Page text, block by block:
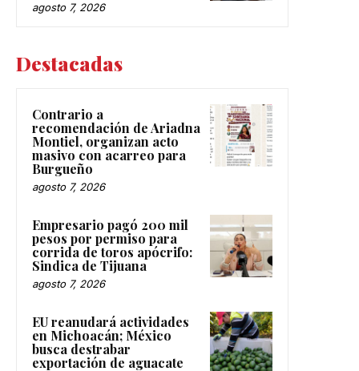
agosto 7, 2026
Destacadas
Contrario a
recomendación de Ariadna
Montiel, organizan acto
masivo con acarreo para
Burgueño
agosto 7, 2026
Empresario pagó 200 mil
pesos por permiso para
corrida de toros apócrifo:
Sindica de Tijuana
agosto 7, 2026
EU reanudará actividades
en Michoacán; México
busca destrabar
exportación de aguacate